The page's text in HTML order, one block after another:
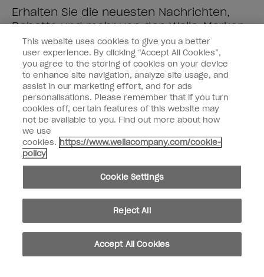
Erhalten Sie die neuesten Nachrichten,
Rabatte und mehr von denWella-Marken
direkt in Ihre Mailbox.
Geben Sie Ihre E-Mail-Adresse ein *
Kundenart
Verbraucher
Geschäftskunden
MICH ANMELDEN
Kundeninformationen
facebook
This website uses cookies to give you a better
user experience. By clicking “Accept All Cookies”,
you agree to the storing of cookies on your device
to enhance site navigation, analyze site usage, and
assist in our marketing effort, and for ads
personalisations. Please remember that if you turn
cookies off, certain features of this website may
not be available to you. Find out more about how
we use
cookies. https://www.wellacompany.com/cookie-
policy
Cookie Settings
Reject All
Accept All Cookies